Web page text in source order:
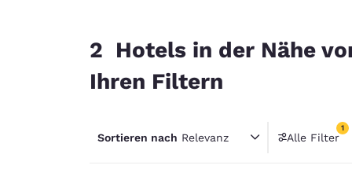
Nord- und
América
2 Hotels in der Nähe
Ihren Filtern
Sortieren nach Relevanz Alle Filter
1
1 Filter